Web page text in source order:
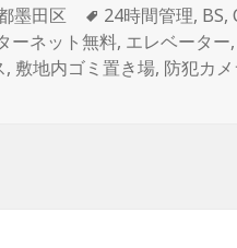
墨田区
タ
グ
24時間管理, BS,
ーネット無料, エレベーター,
, 敷地内ゴミ置き場, 防犯カメ